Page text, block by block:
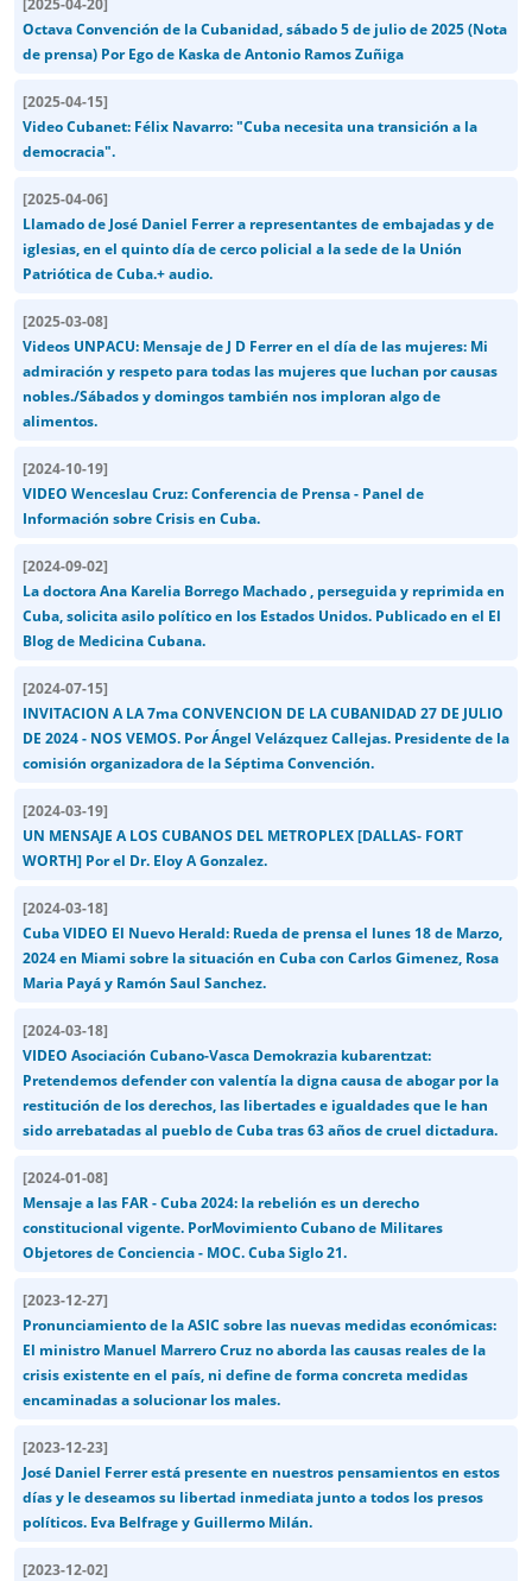
Octava Convención de la Cubanidad, sábado 5 de julio de 2025 (Nota
de prensa) Por Ego de Kaska de Antonio Ramos Zuñiga
[2025-04-15]
Video Cubanet: Félix Navarro: "Cuba necesita una transición a la
democracia".
[2025-04-06]
Llamado de José Daniel Ferrer a representantes de embajadas y de
iglesias, en el quinto día de cerco policial a la sede de la Unión
Patriótica de Cuba.+ audio.
[2025-03-08]
Videos UNPACU: Mensaje de J D Ferrer en el día de las mujeres: Mi
admiración y respeto para todas las mujeres que luchan por causas
nobles./Sábados y domingos también nos imploran algo de
alimentos.
[2024-10-19]
VIDEO Wenceslau Cruz: Conferencia de Prensa - Panel de
Información sobre Crisis en Cuba.
[2024-09-02]
La doctora Ana Karelia Borrego Machado , perseguida y reprimida en
Cuba, solicita asilo político en los Estados Unidos. Publicado en el El
Blog de Medicina Cubana.
[2024-07-15]
INVITACION A LA 7ma CONVENCION DE LA CUBANIDAD 27 DE JULIO
DE 2024 - NOS VEMOS. Por Ángel Velázquez Callejas. Presidente de la
comisión organizadora de la Séptima Convención.
[2024-03-19]
UN MENSAJE A LOS CUBANOS DEL METROPLEX [DALLAS- FORT
WORTH] Por el Dr. Eloy A Gonzalez.
[2024-03-18]
Cuba VIDEO El Nuevo Herald: Rueda de prensa el lunes 18 de Marzo,
2024 en Miami sobre la situación en Cuba con Carlos Gimenez, Rosa
Maria Payá y Ramón Saul Sanchez.
[2024-03-18]
VIDEO Asociación Cubano-Vasca Demokrazia kubarentzat:
Pretendemos defender con valentía la digna causa de abogar por la
restitución de los derechos, las libertades e igualdades que le han
sido arrebatadas al pueblo de Cuba tras 63 años de cruel dictadura.
[2024-01-08]
Mensaje a las FAR - Cuba 2024: la rebelión es un derecho
constitucional vigente. PorMovimiento Cubano de Militares
Objetores de Conciencia - MOC. Cuba Siglo 21.
[2023-12-27]
Pronunciamiento de la ASIC sobre las nuevas medidas económicas:
El ministro Manuel Marrero Cruz no aborda las causas reales de la
crisis existente en el país, ni define de forma concreta medidas
encaminadas a solucionar los males.
[2023-12-23]
José Daniel Ferrer está presente en nuestros pensamientos en estos
días y le deseamos su libertad inmediata junto a todos los presos
políticos. Eva Belfrage y Guillermo Milán.
[2023-12-02]